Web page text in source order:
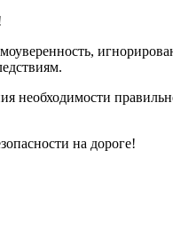
необходимости
на дороге!